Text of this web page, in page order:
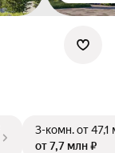
3-комн.от 47,1
от 7,7 млн ₽